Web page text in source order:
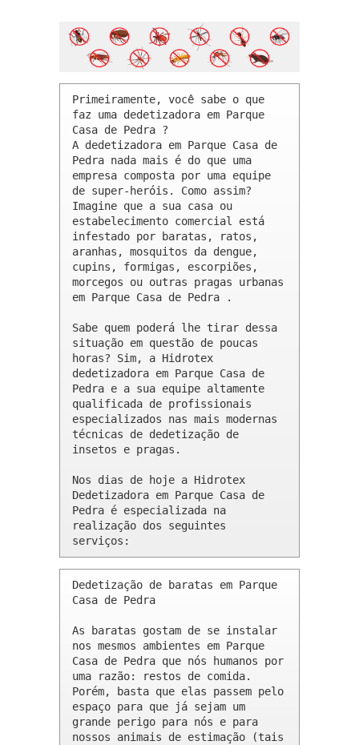
Primeiramente, você sabe o que
faz uma dedetizadora em Parque
Casa de Pedra ?
A dedetizadora em Parque Casa de
Pedra nada mais é do que uma
empresa composta por uma equipe
de super-heróis. Como assim?
Imagine que a sua casa ou
estabelecimento comercial está
infestado por baratas, ratos,
aranhas, mosquitos da dengue,
cupins, formigas, escorpiões,
morcegos ou outras pragas urbanas
em Parque Casa de Pedra .
Sabe quem poderá lhe tirar dessa
situação em questão de poucas
horas? Sim, a Hidrotex
dedetizadora em Parque Casa de
Pedra e a sua equipe altamente
qualificada de profissionais
especializados nas mais modernas
técnicas de dedetização de
insetos e pragas.
Nos dias de hoje a Hidrotex
Dedetizadora em Parque Casa de
Pedra é especializada na
realização dos seguintes
serviços:
Dedetização de baratas em Parque
Casa de Pedra
As baratas gostam de se instalar
nos mesmos ambientes em Parque
Casa de Pedra que nós humanos por
uma razão: restos de comida.
Porém, basta que elas passem pelo
espaço para que já sejam um
grande perigo para nós e para
nossos animais de estimação (tais